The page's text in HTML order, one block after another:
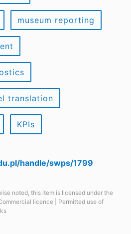
museum reporting
translation
KPIs
handle/swps/1799
noted, this item is licensed under the
licence | Permitted use of